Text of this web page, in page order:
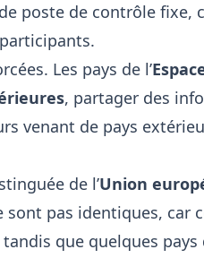
poste de contrôle fixe,
Les pays de l’
, partager des
venant de pays
de l’Union
pas identiques, car
que quelques pays